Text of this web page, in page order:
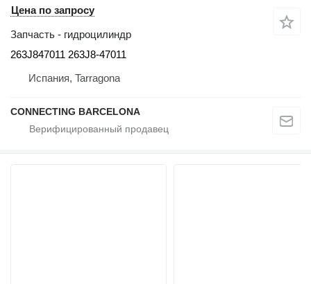
Цена по запросу
Запчасть - гидроцилиндр
263J847011 263J8-47011
Испания, Tarragona
CONNECTING BARCELONA